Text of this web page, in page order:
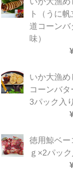
ト（うに
道コーンバ
味）
いか大漁め
コーンバタ
3パック入り
徳用鯨ベ
ｇ×2パック